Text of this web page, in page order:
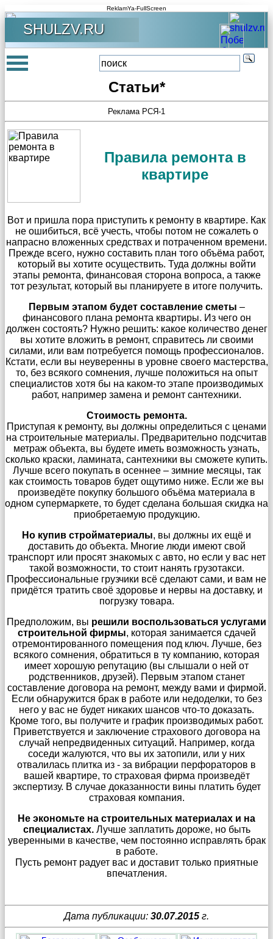
ReklamYa-FullScreen
SHULZV.RU
Статьи*
Реклама РСЯ-1
Правила ремонта в
квартире
Вот и пришла пора приступить к ремонту в квартире. Как
не ошибиться, всё учесть, чтобы потом не сожалеть о
напрасно вложенных средствах и потраченном времени.
Прежде всего, нужно составить план того объёма работ,
который вы хотите осуществить. Туда должны войти
этапы ремонта, финансовая сторона вопроса, а также
тот результат, который вы планируете в итоге получить.
Первым этапом будет составление сметы –
финансового плана ремонта квартиры. Из чего он
должен состоять? Нужно решить: какое количество денег
вы хотите вложить в ремонт, справитесь ли своими
силами, или вам потребуется помощь профессионалов.
Кстати, если вы неуверенны в уровне своего мастерства,
то, без всякого сомнения, лучше положиться на опыт
специалистов хотя бы на каком-то этапе производимых
работ, например замена и ремонт сантехники.
Стоимость ремонта.
Приступая к ремонту, вы должны определиться с ценами
на строительные материалы. Предварительно подсчитав
метраж объекта, вы будете иметь возможность узнать,
сколько краски, ламината, сантехники вы сможете купить.
Лучше всего покупать в осеннее – зимние месяцы, так
как стоимость товаров будет ощутимо ниже. Если же вы
произведёте покупку большого объёма материала в
одном супермаркете, то будет сделана большая скидка на
приобретаемую продукцию.
Но купив стройматериалы, вы должны их ещё и
доставить до объекта. Многие люди имеют свой
транспорт или просят знакомых с авто, но если у вас нет
такой возможности, то стоит нанять грузотакси.
Профессиональные грузчики всё сделают сами, и вам не
придётся тратить своё здоровье и нервы на доставку, и
погрузку товара.
Предположим, вы решили воспользоваться услугами
строительной фирмы, которая занимается сдачей
отремонтированного помещения под ключ. Лучше, без
всякого сомнения, обратиться в ту компанию, которая
имеет хорошую репутацию (вы слышали о ней от
родственников, друзей). Первым этапом станет
составление договора на ремонт, между вами и фирмой.
Если обнаружится брак в работе или недоделки, то без
него у вас не будет никаких шансов что-то доказать.
Кроме того, вы получите и график производимых работ.
Приветствуется и заключение страхового договора на
случай непредвиденных ситуаций. Например, когда
соседи жалуются, что вы их затопили, или у них
отвалилась плитка из - за вибрации перфораторов в
вашей квартире, то страховая фирма произведёт
экспертизу. В случае доказанности вины платить будет
страховая компания.
Не экономьте на строительных материалах и на
специалистах.Лучше заплатить дороже, но быть
уверенными в качестве, чем постоянно исправлять брак
в работе.
Пусть ремонт радует вас и доставит только приятные
впечатления.
Дата публикации: 30.07.2015 г.